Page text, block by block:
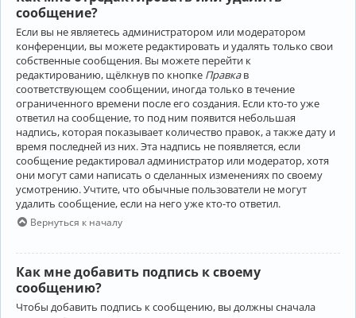
сообщение?
Если вы не являетесь администратором или модератором
конференции, вы можете редактировать и удалять только свои
собственные сообщения. Вы можете перейти к
редактированию, щёлкнув по кнопке Правкав
соответствующем сообщении, иногда только в течение
ограниченного времени после его создания. Если кто-то уже
ответил на сообщение, то под ним появится небольшая
надпись, которая показывает количество правок, а также дату и
время последней из них. Эта надпись не появляется, если
сообщение редактировал администратор или модератор, хотя
они могут сами написать о сделанных изменениях по своему
усмотрению. Учтите, что обычные пользователи не могут
удалить сообщение, если на него уже кто-то ответил.
Вернуться к началу
Как мне добавить подпись к своему
сообщению?
Чтобы добавить подпись к сообщению, вы должны сначала